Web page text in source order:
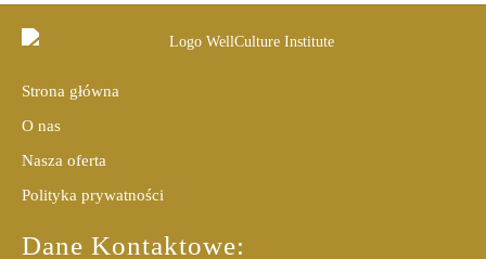
Strona główna
O nas
Nasza oferta
Polityka prywatności
Dane Kontaktowe: